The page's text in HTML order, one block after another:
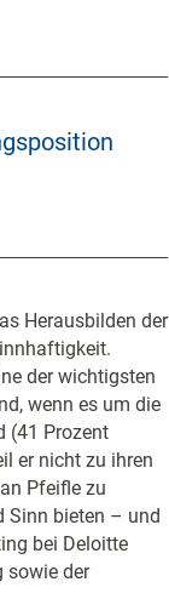
Herausbilden der
der wichtigsten
wenn es um die
(41 Prozent
er nicht zu ihren
Pfeifle zu
Sinn bieten – und
bei Deloitte
sowie der